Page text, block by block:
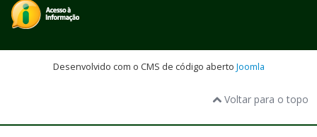
Desenvolvido com o CMS de código aberto Joomla
Voltar para o topo